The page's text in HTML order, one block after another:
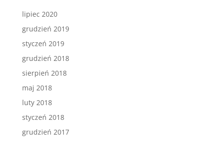
lipiec 2020
grudzień 2019
styczeń 2019
grudzień 2018
sierpień 2018
maj 2018
luty 2018
styczeń 2018
grudzień 2017